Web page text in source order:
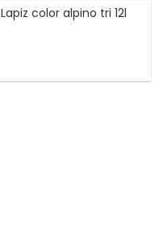
Lapiz color alpino tri 12l